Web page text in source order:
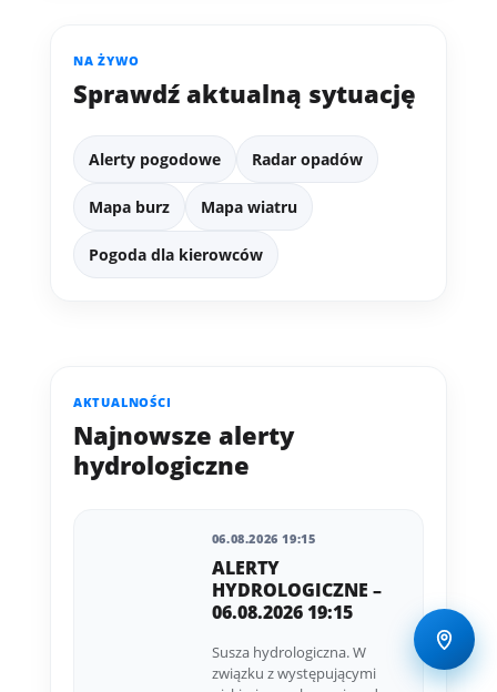
NA ŻYWO
Sprawdź aktualną sytuację
Alerty pogodowe Radar opadów
Mapa burz Mapa wiatru
Pogoda dla kierowców
AKTUALNOŚCI
Najnowsze alerty
hydrologiczne
06.08.2026 19:15
ALERTY
HYDROLOGICZNE –
06.08.2026 19:15
Susza hydrologiczna. W
związku z występującymi